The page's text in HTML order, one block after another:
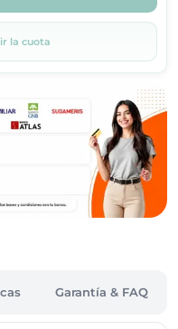
la cuota
Garantía & FAQ